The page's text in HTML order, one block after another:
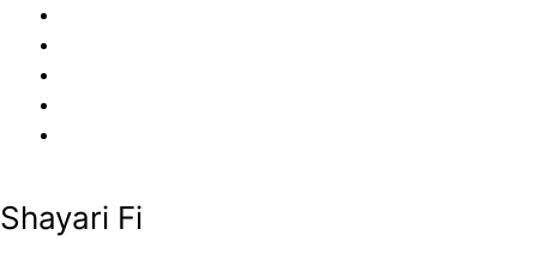
content
Shayari Fi